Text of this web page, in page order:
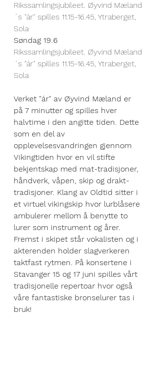
Rikssamlingsjubileet. Øyvind Mæland
´s "ár" spilles 11.15-16.45, Ytraberget,
Sola
Søndag 19.6
Rikssamlingsjubileet. Øyvind Mæland
´s "ár" spilles 11.15-16.45, Ytraberget,
Sola
Verket "ár" av Øyvind Mæland er
på 7 minutter og spilles hver
halvtime i den angitte tiden. Dette
som en del av
opplevelsesvandringen gjennom
Vikingtiden hvor en vil stifte
bekjentskap med mat-tradisjoner,
håndverk, våpen, skip og drakt-
tradisjoner. Klang av Oldtid sitter i
et virtuel vikingskip hvor lurblåsere
ambulerer mellom å benytte to
lurer som instrument og årer.
Fremst i skipet står vokalisten og i
akterenden holder slagverkeren
taktfast rytmen. På konsertene i
Stavanger 15 og 17 juni spilles vårt
tradisjonelle repertoar hvor også
våre fantastiske bronselurer tas i